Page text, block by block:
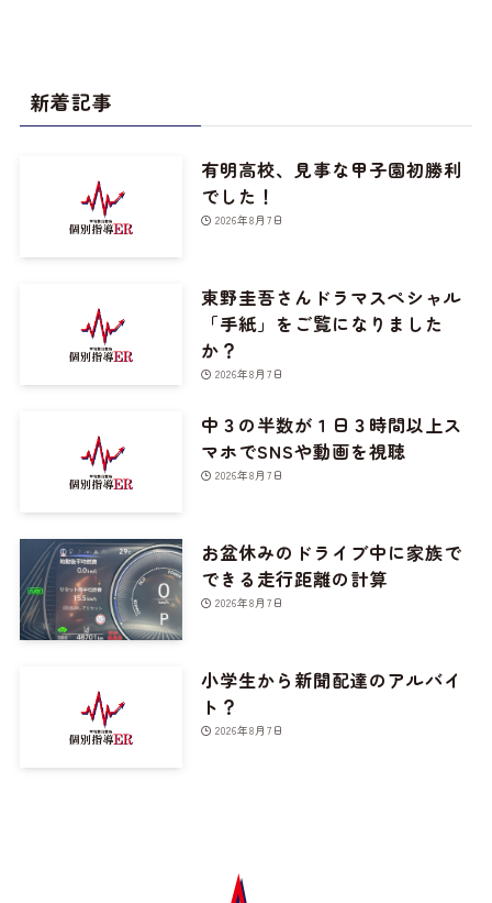
新着記事
有明高校、見事な甲子園初勝利
でした！
2026年8月7日
東野圭吾さんドラマスペシャル
「手紙」をご覧になりました
か？
2026年8月7日
中３の半数が１日３時間以上ス
マホでSNSや動画を視聴
2026年8月7日
お盆休みのドライブ中に家族で
できる走行距離の計算
2026年8月7日
小学生から新聞配達のアルバイ
ト？
2026年8月7日